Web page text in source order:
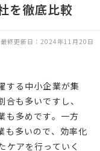
を徹底比較
最終更新日：2024年11月20日
する中小企業が集
も多いですし、
も多めです。一方
も多いので、効率化
ケアを行っていく